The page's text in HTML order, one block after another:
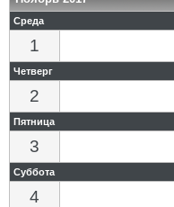
Среда
1
Четверг
2
Пятница
3
Суббота
4